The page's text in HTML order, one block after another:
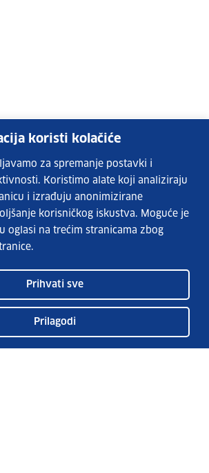
koristi kolačiće
za spremanje postavki i
Koristimo alate koji analiziraju
i izrađuju anonimizirane
korisničkog iskustva. Moguće je
oglasi na trećim stranicama zbog
Prilagodi
Prihvati sve